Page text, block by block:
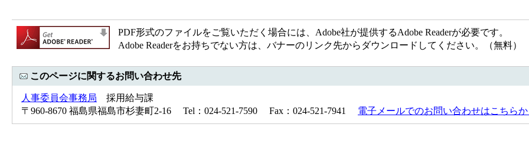
PDF形式のファイルをご覧いただく場合には、Adobe社が提供するAdobe Readerが必要です。
Adobe Readerをお持ちでない方は、バナーのリンク先からダウンロードしてください。（無料）
このページに関するお問い合わせ先
人事委員会事務局 採用給与課
〒960-8670 福島県福島市杉妻町2-16 Tel：024-521-7590 Fax：024-521-7941 電子メールでのお問い合わせはこちら